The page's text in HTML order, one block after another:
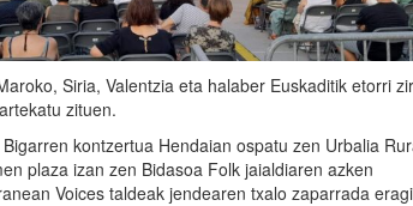
Siria, Valentzia eta halaber Euskaditik etorri
zituen.
kontzertua Hendaian ospatu zen Urbalia
plaza izan zen Bidasoa Folk jaialdiaren azken
Voices taldeak jendearen txalo zaparrada